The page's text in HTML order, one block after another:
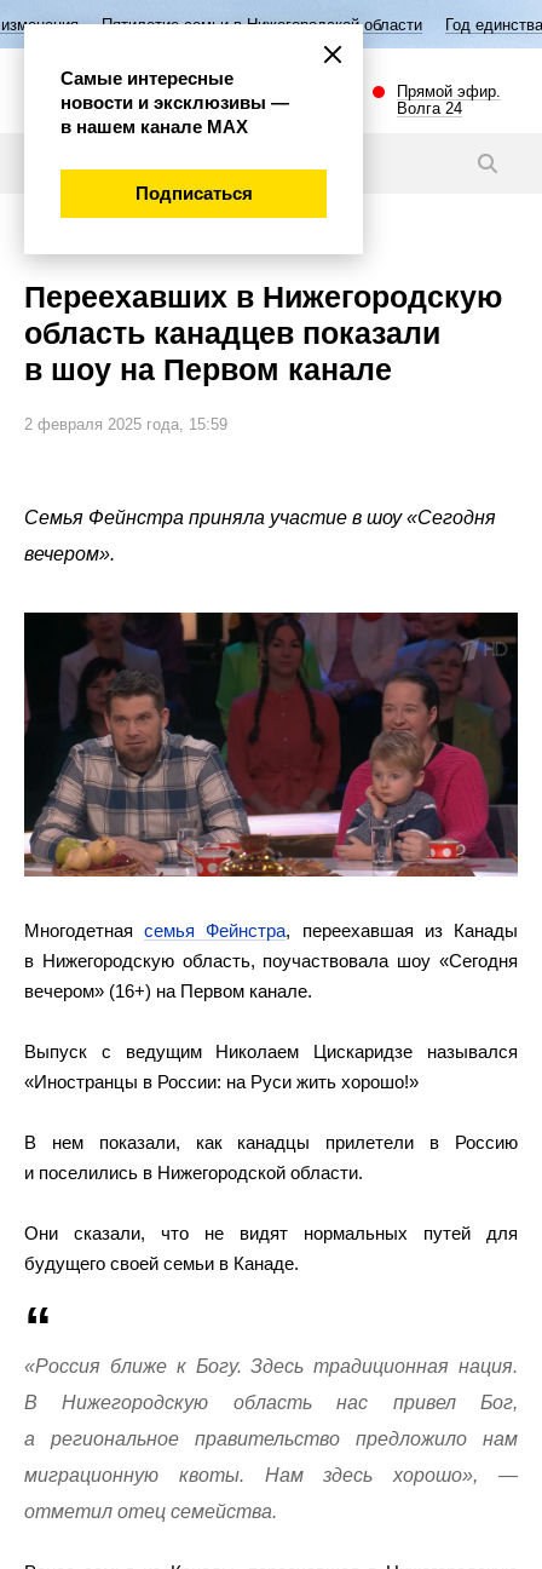
семьи в Нижегородской области Год единства народов России
Прямой эфир.
Волга 24
Переехавших в Нижегородскую
область канадцев показали
в шоу на Первом канале
2 февраля 2025 года, 15:59
Семья Фейнстра приняла участие в шоу «Сегодня
вечером».
Многодетнаясемья Фейнстра, переехавшая из Канады
в Нижегородскую область, поучаствовала шоу «Сегодня
вечером» (16+) на Первом канале.
Выпуск с ведущим Николаем Цискаридзе назывался
«Иностранцы в России: на Руси жить хорошо!»
В нем показали, как канадцы прилетели в Россию
и поселились в Нижегородской области.
Они сказали, что не видят нормальных путей для
будущего своей семьи в Канаде.
«Россия ближе к Богу. Здесь традиционная нация.
В Нижегородскую область нас привел Бог,
а региональное правительство предложило нам
миграционную квоты. Нам здесь хорошо», —
отметил отец семейства.
Самые интересные
новости и эксклюзивы —
в нашем канале МАХ
Подписаться